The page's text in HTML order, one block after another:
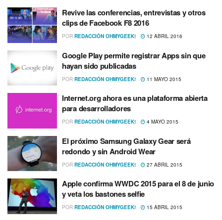
Revive las conferencias, entrevistas y otros
clips de Facebook F8 2016
POR REDACCIÓN OHMYGEEK! 12 ABRIL 2016
Google Play permite registrar Apps sin que
hayan sido publicadas
POR REDACCIÓN OHMYGEEK! 11 MAYO 2015
Internet.org ahora es una plataforma abierta
para desarrolladores
POR REDACCIÓN OHMYGEEK! 4 MAYO 2015
El próximo Samsung Galaxy Gear será
redondo y sin Android Wear
POR REDACCIÓN OHMYGEEK! 27 ABRIL 2015
Apple confirma WWDC 2015 para el 8 de junio
y veta los bastones selfie
POR REDACCIÓN OHMYGEEK! 15 ABRIL 2015